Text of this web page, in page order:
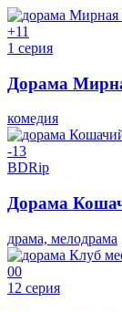
+11
1 серия
Дорама
комедия
-13
BDRip
Дорама
драма, мелодрама
00
12 серия